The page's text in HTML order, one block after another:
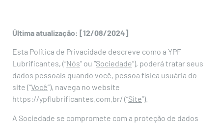
Última atualização: [12/08/2024]
Esta Política de Privacidade descreve como a YPF
Lubrificantes, (“Nós” ou “Sociedade”), poderá tratar seus
dados pessoais quando você, pessoa física usuária do
site (“Você”), navega no website
https://ypflubrificantes.com.br/ (“Site”).
A Sociedade se compromete com a proteção de dados